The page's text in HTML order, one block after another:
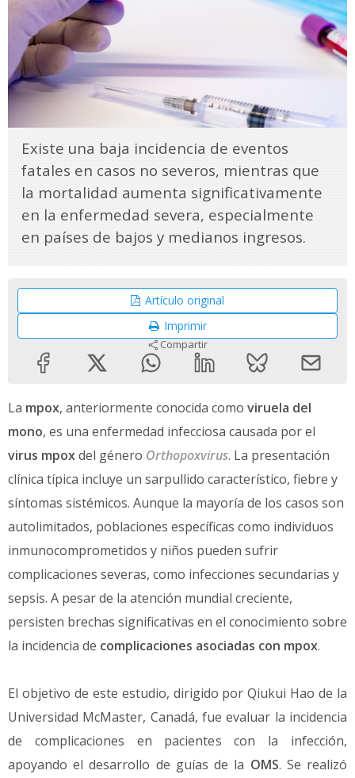
Existe una baja incidencia de eventos
fatales en casos no severos, mientras que
la mortalidad aumenta significativamente
en la enfermedad severa, especialmente
en países de bajos y medianos ingresos.
Artículo original
Imprimir
Compartir
La mpox, anteriormente conocida como viruela del
mono, es una enfermedad infecciosa causada por el
virus mpoxdel género Orthopoxvirus. La presentación
clínica típica incluye un sarpullido característico, fiebre y
síntomas sistémicos. Aunque la mayoría de los casos son
autolimitados, poblaciones específicas como individuos
inmunocomprometidos y niños pueden sufrir
complicaciones severas, como infecciones secundarias y
sepsis. A pesar de la atención mundial creciente,
persisten brechas significativas en el conocimiento sobre
la incidencia de complicaciones asociadas con mpox.
El objetivo de este estudio, dirigido por Qiukui Hao de la
Universidad McMaster, Canadá, fue evaluar la incidencia
de complicaciones en pacientes con la infección,
apoyando el desarrollo de guías de la OMS. Se realizó